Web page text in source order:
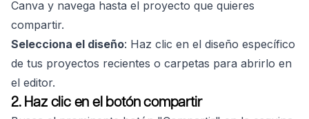
Canva y navega hasta el proyecto que quieres
compartir.
Selecciona el diseño: Haz clic en el diseño específico
de tus proyectos recientes o carpetas para abrirlo en
el editor.
2. Haz clic en el botón compartir